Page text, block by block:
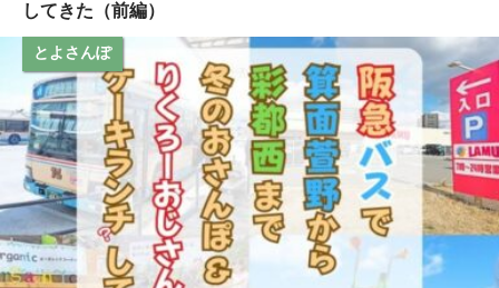
してきた（前編）
とよさんぽ